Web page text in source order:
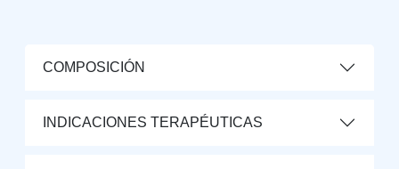
COMPOSICIÓN
INDICACIONES TERAPÉUTICAS